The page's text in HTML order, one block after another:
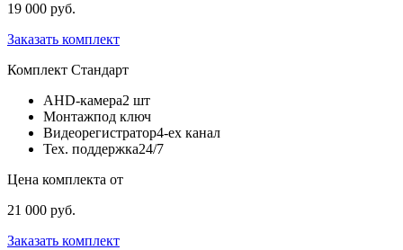
19 000 руб.
Заказать комплект
Комплект Стандарт
AHD-камера2 шт
Монтажпод ключ
Видеорегистратор4-ех канал
Тех. поддержка24/7
Цена комплекта от
21 000 руб.
Заказать комплект